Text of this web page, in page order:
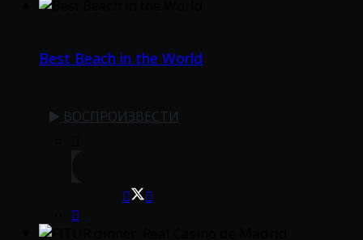
Best Beach in the World
ВОСПРОИЗВЕСТИ